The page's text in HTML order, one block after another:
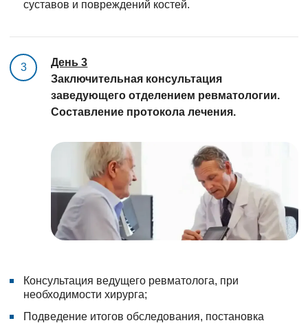
суставов и повреждений костей.
3
День 3
Заключительная консультация
заведующего отделением ревматологии.
Составление протокола лечения.
Консультация ведущего ревматолога, при
необходимости хирурга;
Подведение итогов обследования, постановка